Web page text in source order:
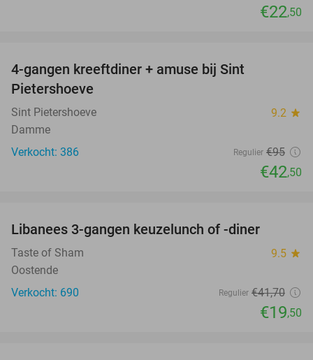
€22,50
4-gangen kreeftdiner + amuse bij Sint
Pietershoeve
Sint Pietershoeve 9.2 star
Damme
Verkocht: 386
Regulier €95
€42,50
Libanees 3-gangen keuzelunch of -diner
Taste of Sham 9.5 star
Oostende
Verkocht: 690
Regulier €41,70
€19,50